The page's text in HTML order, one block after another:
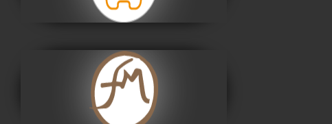
Museo Fernando
Montes